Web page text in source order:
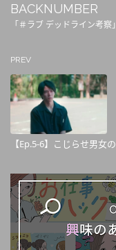
BACKNUMBER
「＃ラブ デッドライン考
PREV
【Ep.5-6】こじらせ男女